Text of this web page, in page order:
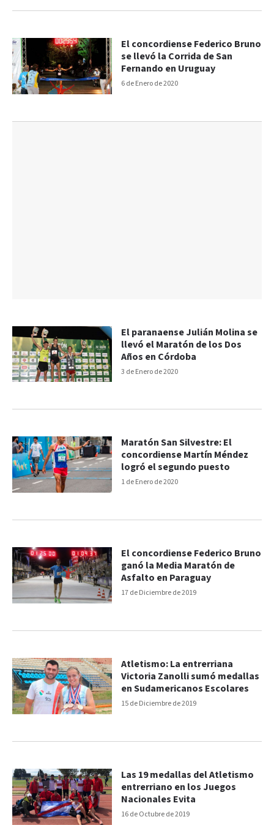
6 de Enero de 2020
El concordiense Federico Bruno
se llevó la Corrida de San
Fernando en Uruguay
3 de Enero de 2020
El paranaense Julián Molina se
llevó el Maratón de los Dos
Años en Córdoba
1 de Enero de 2020
Maratón San Silvestre: El
concordiense Martín Méndez
logró el segundo puesto
17 de Diciembre de 2019
El concordiense Federico Bruno
ganó la Media Maratón de
Asfalto en Paraguay
15 de Diciembre de 2019
Atletismo: La entrerriana
Victoria Zanolli sumó medallas
en Sudamericanos Escolares
16 de Octubre de 2019
Las 19 medallas del Atletismo
entrerriano en los Juegos
Nacionales Evita